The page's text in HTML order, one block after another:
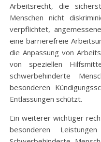
Arbeitsrecht, die
Menschen nicht
verpflichtet,
eine barrierefreie
die Anpassung von
von speziellen
schwerbehinderte
besonderen
Entlassungen schützt.
Ein weiterer wichtiger
besonderen